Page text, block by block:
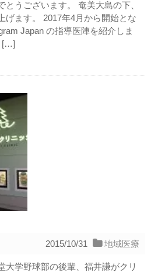
とうございます。 奄美大島の下、
げます。 2017年4月から開始とな
Japan の指導医陣を紹介しま
[…]
2015/10/31 地域医療
大学野球部の後輩、福井謙がクリ